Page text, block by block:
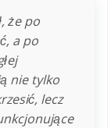
że po
a po
nie tylko
lecz